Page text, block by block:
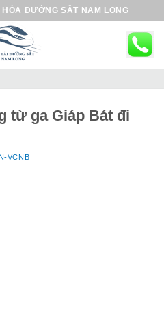
ĐƯỜNG SẮT NAM LONG
từ ga Giáp Bát đi
VCNB